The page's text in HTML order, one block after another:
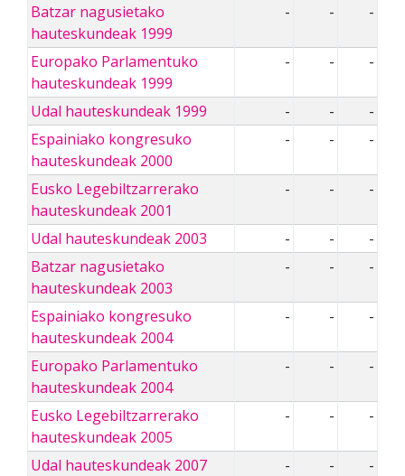
Batzar nagusietako
hauteskundeak 1999
- - -
Europako Parlamentuko
hauteskundeak 1999
- - -
Udal hauteskundeak 1999 - -
-
Espainiako kongresuko
hauteskundeak 2000
- - -
Eusko Legebiltzarrerako
hauteskundeak 2001
- - -
Udal hauteskundeak 2003 - -
-
Batzar nagusietako
hauteskundeak 2003
- - -
Espainiako kongresuko
hauteskundeak 2004
- - -
Europako Parlamentuko
hauteskundeak 2004
- - -
Eusko Legebiltzarrerako
hauteskundeak 2005
- - -
Udal hauteskundeak 2007 - -
-